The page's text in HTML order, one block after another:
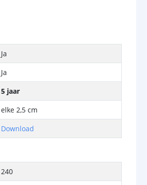
Ja
Ja
5 jaar
elke 2,5 cm
Download
240